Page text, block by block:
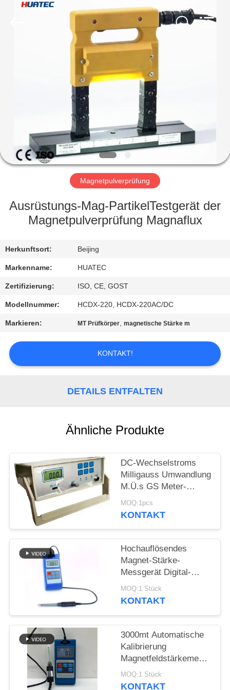
PRODUKTE
UNS
FABRIK-
AUSFLUG
QUALITÄTSKONTROLLE
TRETEN
SIE
MIT
UNS
IN
FORDERN
PRIVACY
POLICY
Magnetpulverprüfung
Ausrüstungs-Mag-PartikelTestgerät der
Magnetpulverprüfung Magnaflux
Herkunftsort: Beijing
Markenname: HUATEC
Zertifizierung: ISO, CE, GOST
Modellnummer: HCDX-220, HCDX-220AC/DC
Markieren: MT Prüfkörper,magnetische Stärke m
KONTAKT!
DETAILS ENTFALTEN
Ähnliche Produkte
DC-Wechselstroms
Milligauss Umwandlung
M.Ü.s GS Meter-
Magnetfeld-
Schreibtisch-Art
MOQ:1pcs
KONTAKT
Hochauflösendes
Magnet-Stärke-
Messgerät Digital-
Wechselstrom-
Gleichstrom
MOQ:1 Stück
KONTAKT
3000mt Automatische
Kalibrierung
Magnetfeldstärkemessgerät
Digitales Halleffekt-
Tesla-Magnetometer
MOQ:1 Stück
KONTAKT